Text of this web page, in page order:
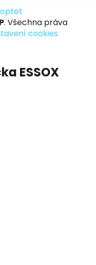
. Všechna práva
cookies
ESSOX